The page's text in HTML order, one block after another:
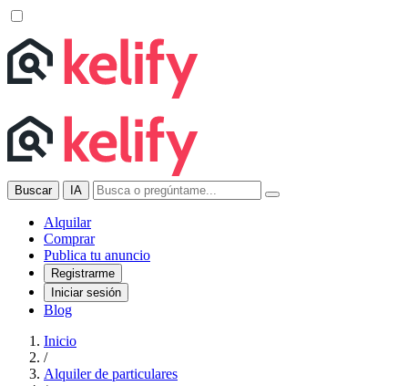
Buscar IA
Alquilar
Comprar
Publica tu anuncio
Registrarme
Iniciar sesión
Blog
Inicio
/
Alquiler de particulares